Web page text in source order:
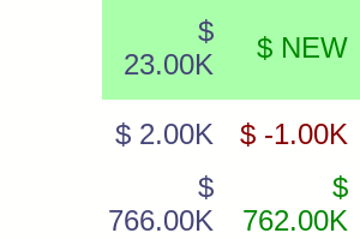
$
23.00K
$ NEW
$ 2.00K $ -1.00K
$
766.00K
$
762.00K